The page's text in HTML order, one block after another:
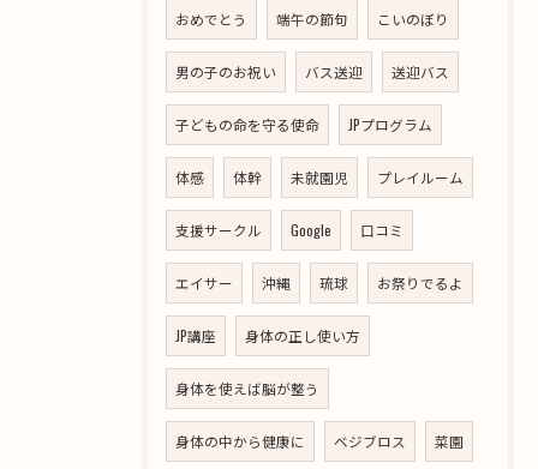
おめでとう 端午の節句 こいのぼり
男の子のお祝い バス送迎 送迎バス
子どもの命を守る使命 JPプログラム
体感 体幹 未就園児 プレイルーム
支援サークル Google 口コミ
エイサー 沖縄 琉球 お祭りでるよ
JP講座 身体の正し使い方
身体を使えば脳が整う
身体の中から健康に ベジブロス 菜園